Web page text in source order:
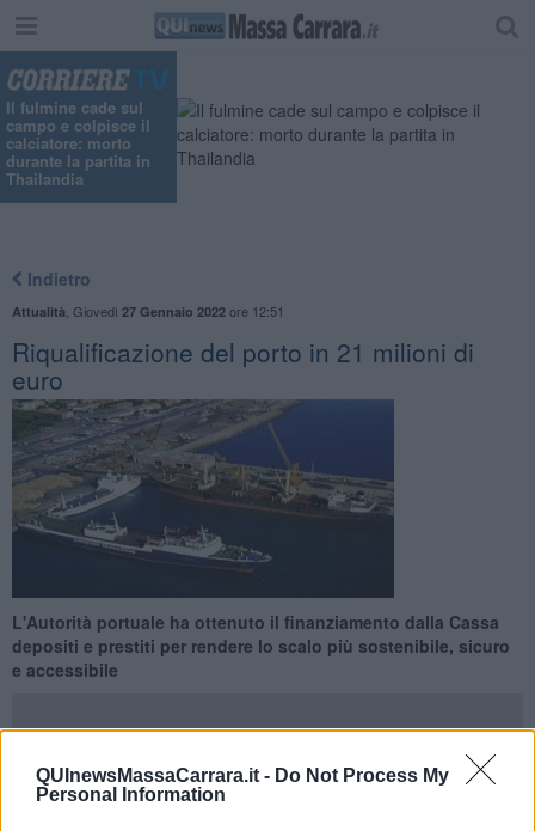
QUInewsMassaCarrara.it - Do Not Process My
Personal Information
Il fulmine cade sul
campo e colpisce il
calciatore: morto
durante la partita in
Thailandia
Indietro
Attualità Giovedì 27 Gennaio 2022ore 12:51
Riqualificazione del porto in 21 milioni di
euro
L'Autorità portuale ha ottenuto il finanziamento dalla Cassa
depositi e prestiti per rendere lo scalo più sostenibile, sicuro
e accessibile